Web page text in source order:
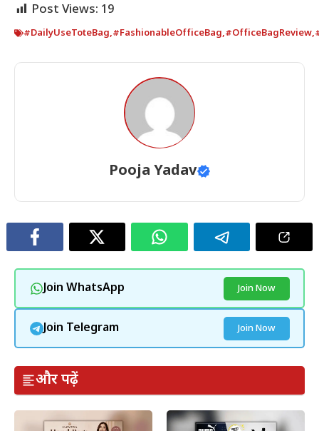
Post Views: 19
#DailyUseToteBag,#FashionableOfficeBag,#OfficeBagReview,
Pooja Yadav
Join WhatsApp Join Now
Join Telegram Join Now
और पढ़ें